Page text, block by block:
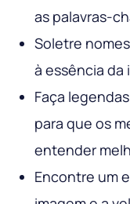
as palavras-
Soletre
à essência da
Faça
para que os
entender
Encontre um